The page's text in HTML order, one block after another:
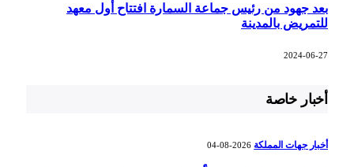
بعد جهود من رئيس جماعة السمارة افتتاح أول معهد
للتمريض بالمدينة
2024-06-27
أخبار خاصة
أخبار جهات المملكة 2026-08-04